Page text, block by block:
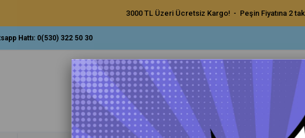
3000 TL Üzeri Ücretsiz Kargo! - Peşin Fiyatına 2
Hattı: 0(530) 322 50 30